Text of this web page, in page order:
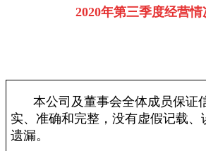
2020年第三季度经营情
本公司及董事会全体成员保证
实、准确和完整，没有虚假记载、
遗漏。